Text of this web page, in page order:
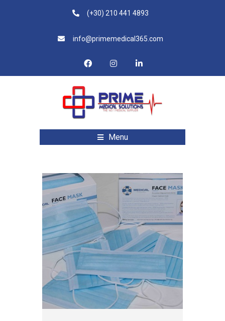
(+30) 210 441 4893
info@primemedical365.com
Menu